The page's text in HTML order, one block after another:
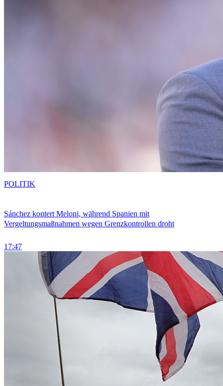
Sánchez kontert Meloni, während Spanien mit
Vergeltungsmaßnahmen wegen Grenzkontrollen droht
17:47
POLITIK